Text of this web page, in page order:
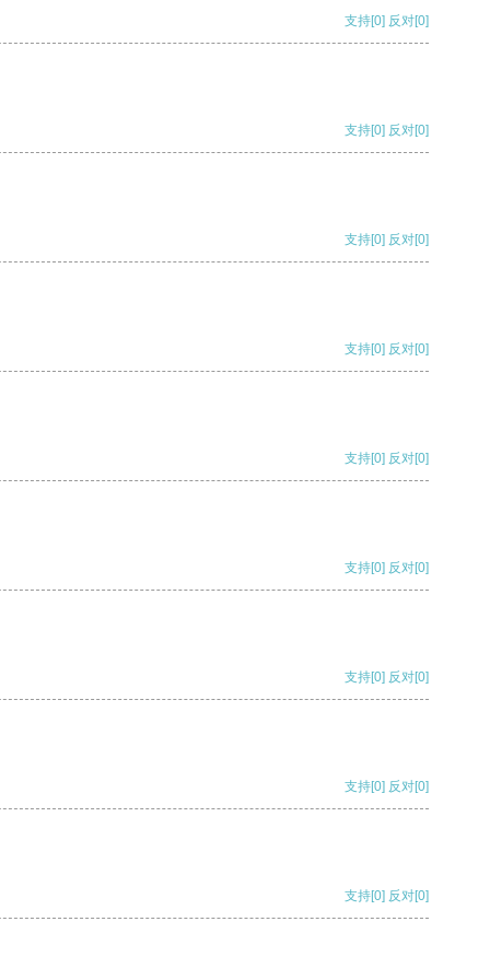
支持[0] 反对[0]
支持[0] 反对[0]
支持[0] 反对[0]
支持[0] 反对[0]
支持[0] 反对[0]
支持[0] 反对[0]
支持[0] 反对[0]
支持[0] 反对[0]
支持[0] 反对[0]